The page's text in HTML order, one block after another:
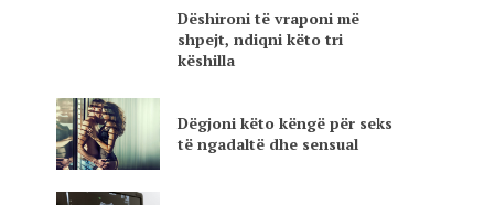
Dëshironi të vraponi më
shpejt, ndiqni këto tri
këshilla
Dëgjoni këto këngë për seks
të ngadaltë dhe sensual